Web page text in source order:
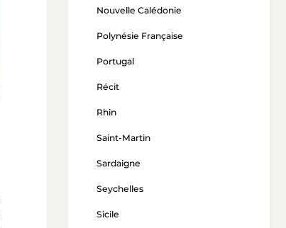
Nouvelle Calédonie
Polynésie Française
Portugal
Récit
Rhin
Saint-Martin
Sardaigne
Seychelles
Sicile